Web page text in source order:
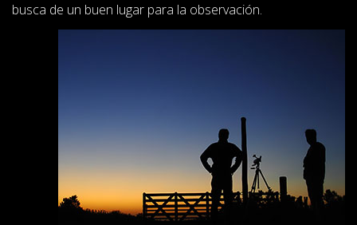
busca de un buen lugar para la observación.